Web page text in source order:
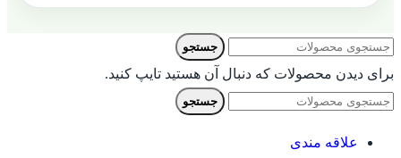
جستجو
برای دیدن محصولات که دنبال آن هستید تایپ کنید.
جستجو
علاقه مندی